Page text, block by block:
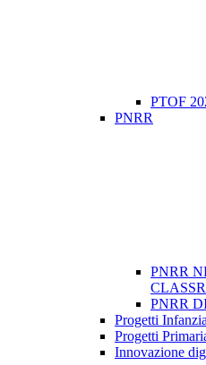
PTOF
PNRR
PNRR
PNRR
Progetti Infanzia
Progetti
Innovazione